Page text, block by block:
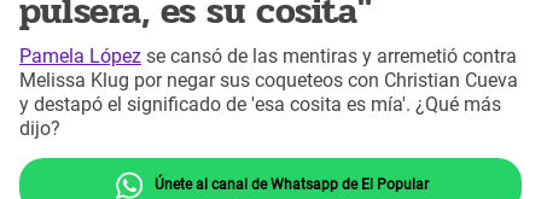
pulsera, es su cosita"
Pamela López se cansó de las mentiras y arremetió contra
Melissa Klug por negar sus coqueteos con Christian Cueva
y destapó el significado de 'esa cosita es mía'. ¿Qué más
dijo?
Únete al canal de Whatsapp de El Popular